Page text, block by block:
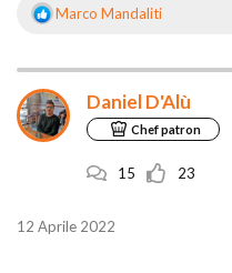
R
i
o
n
Marco Mandaliti
Daniel D'Alù
Chef patron
15 23
12 Aprile 2022